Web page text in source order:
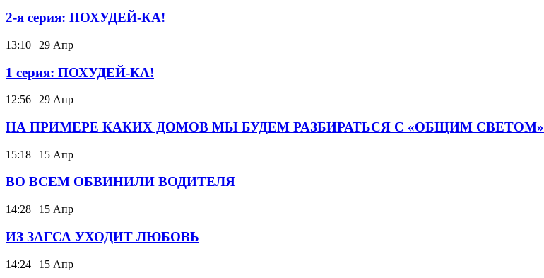
2-я серия: ПОХУДЕЙ-КА!
13:10 | 29 Апр
1 серия: ПОХУДЕЙ-КА!
12:56 | 29 Апр
НА ПРИМЕРЕ КАКИХ ДОМОВ МЫ БУДЕМ РАЗБИРАТЬСЯ С «ОБЩИМ СВЕТОМ»
15:18 | 15 Апр
ВО ВСЕМ ОБВИНИЛИ ВОДИТЕЛЯ
14:28 | 15 Апр
ИЗ ЗАГСА УХОДИТ ЛЮБОВЬ
14:24 | 15 Апр